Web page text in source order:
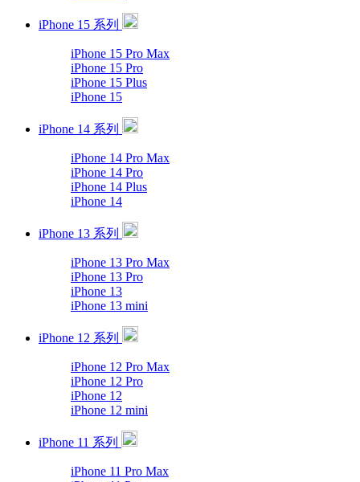
iPhone 15 系列
iPhone 15 Pro Max
iPhone 15 Pro
iPhone 15 Plus
iPhone 15
iPhone 14 系列
iPhone 14 Pro Max
iPhone 14 Pro
iPhone 14 Plus
iPhone 14
iPhone 13 系列
iPhone 13 Pro Max
iPhone 13 Pro
iPhone 13
iPhone 13 mini
iPhone 12 系列
iPhone 12 Pro Max
iPhone 12 Pro
iPhone 12
iPhone 12 mini
iPhone 11 系列
iPhone 11 Pro Max